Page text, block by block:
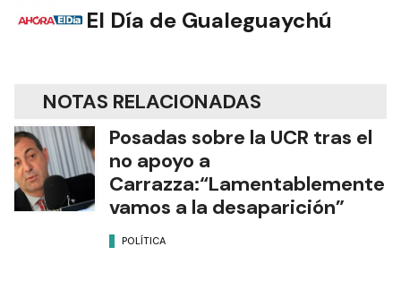
El Día de Gualeguaychú
NOTAS RELACIONADAS
Posadas sobre la UCR tras el
no apoyo a
Carrazza:“Lamentablemente
vamos a la desaparición”
POLÍTICA